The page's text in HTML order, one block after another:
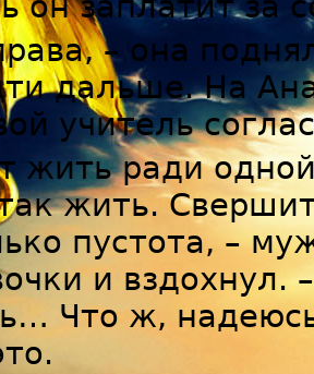
– она
дальше. На
учитель
жить ради
жить.
пустота, –
и вздохнул.
Что ж,